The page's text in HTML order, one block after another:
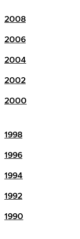
2008
2006
2004
2002
2000
1998
1996
1994
1992
1990